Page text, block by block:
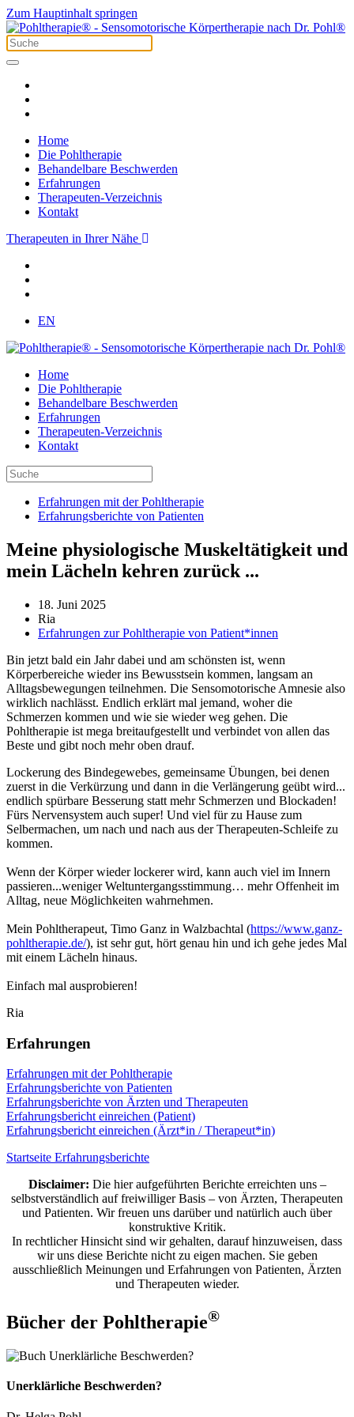
Zum Hauptinhalt springen
Home
Die Pohltherapie
Behandelbare Beschwerden
Erfahrungen
Therapeuten-Verzeichnis
Kontakt
Therapeuten in Ihrer Nähe
EN
Home
Die Pohltherapie
Behandelbare Beschwerden
Erfahrungen
Therapeuten-Verzeichnis
Kontakt
Erfahrungen mit der Pohltherapie
Erfahrungsberichte von Patienten
Meine physiologische Muskeltätigkeit und
mein Lächeln kehren zurück ...
18. Juni 2025
Ria
Erfahrungen zur Pohltherapie von Patient*innen
Bin jetzt bald ein Jahr dabei und am schönsten ist, wenn
Körperbereiche wieder ins Bewusstsein kommen, langsam an
Alltagsbewegungen teilnehmen. Die Sensomotorische Amnesie also
wirklich nachlässt. Endlich erklärt mal jemand, woher die
Schmerzen kommen und wie sie wieder weg gehen. Die
Pohltherapie ist mega breitaufgestellt und verbindet von allen das
Beste und gibt noch mehr oben drauf.
Lockerung des Bindegewebes, gemeinsame Übungen, bei denen
zuerst in die Verkürzung und dann in die Verlängerung geübt wird...
endlich spürbare Besserung statt mehr Schmerzen und Blockaden!
Fürs Nervensystem auch super! Und viel für zu Hause zum
Selbermachen, um nach und nach aus der Therapeuten-Schleife zu
kommen.
Wenn der Körper wieder lockerer wird, kann auch viel im Innern
passieren...weniger Weltuntergangsstimmung… mehr Offenheit im
Alltag, neue Möglichkeiten wahrnehmen.
Mein Pohltherapeut, Timo Ganz in Walzbachtal (https://www.ganz-
pohltherapie.de/), ist sehr gut, hört genau hin und ich gehe jedes Mal
mit einem Lächeln hinaus.
Einfach mal ausprobieren!
Ria
Erfahrungen
Erfahrungen mit der Pohltherapie
Erfahrungsberichte von Patienten
Erfahrungsberichte von Ärzten und Therapeuten
Erfahrungsbericht einreichen (Patient)
Erfahrungsbericht einreichen (Ärzt*in / Therapeut*in)
Startseite Erfahrungsberichte
Disclaimer: Die hier aufgeführten Berichte erreichten uns –
selbstverständlich auf freiwilliger Basis – von Ärzten, Therapeuten
und Patienten. Wir freuen uns darüber und natürlich auch über
konstruktive Kritik.
In rechtlicher Hinsicht sind wir gehalten, darauf hinzuweisen, dass
wir uns diese Berichte nicht zu eigen machen. Sie geben
ausschließlich Meinungen und Erfahrungen von Patienten, Ärzten
und Therapeuten wieder.
Bücher der Pohltherapie®
Unerklärliche Beschwerden?